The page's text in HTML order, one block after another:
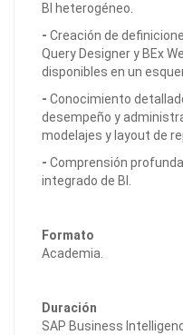
BI heterogéneo.
- Creación de
Query Designer y BEx
disponibles en un
- Conocimiento
desempeño y
modelajes y layout de
- Comprensión
integrado de BI.
Formato
Academia.
Duración
SAP Business